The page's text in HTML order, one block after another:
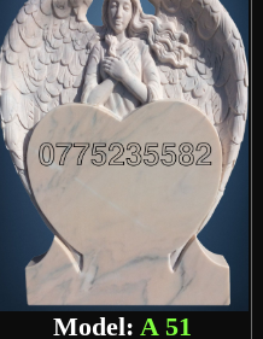
Model: A 51